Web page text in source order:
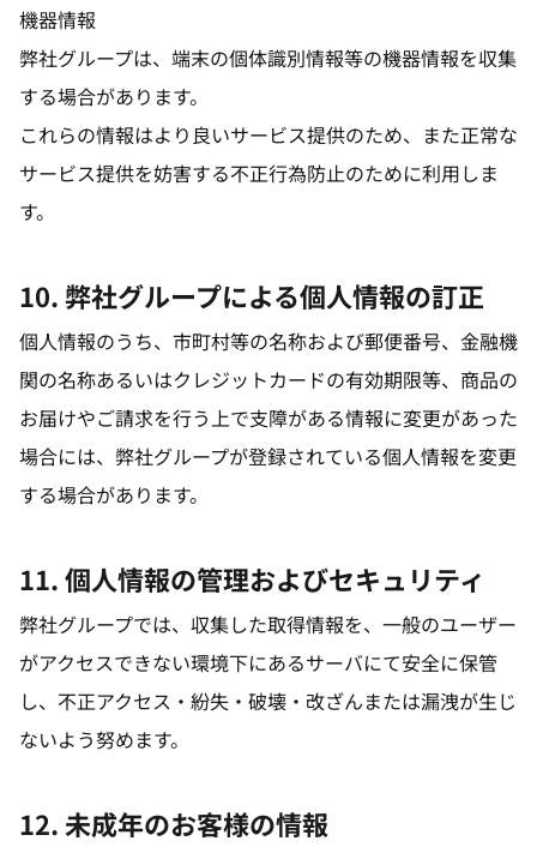
機器情報
弊社グループは、端末の個体識別情報等の機器情報を収集
する場合があります。
これらの情報はより良いサービス提供のため、また正常な
サービス提供を妨害する不正行為防止のために利用しま
す。
10. 弊社グループによる個人情報の訂正
個人情報のうち、市町村等の名称および郵便番号、金融機
関の名称あるいはクレジットカードの有効期限等、商品の
お届けやご請求を行う上で支障がある情報に変更があった
場合には、弊社グループが登録されている個人情報を変更
する場合があります。
11. 個人情報の管理およびセキュリティ
弊社グループでは、収集した取得情報を、一般のユーザー
がアクセスできない環境下にあるサーバにて安全に保管
し、不正アクセス・紛失・破壊・改ざんまたは漏洩が生じ
ないよう努めます。
12. 未成年のお客様の情報